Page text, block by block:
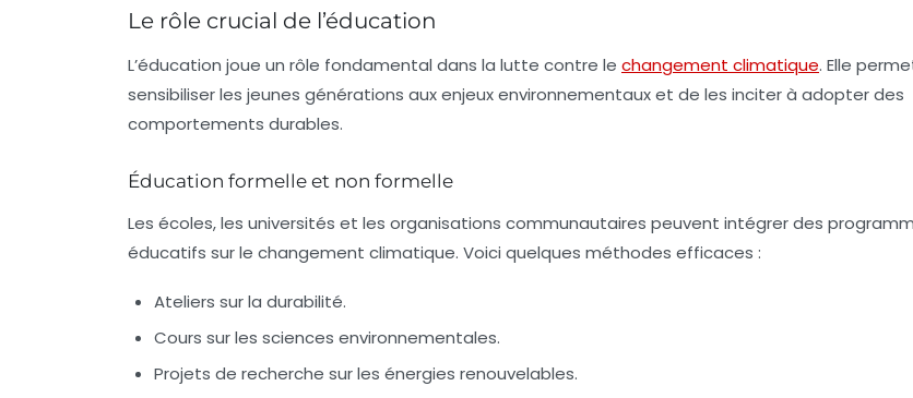
Le rôle crucial de l’éducation
L’éducation joue un rôle fondamental dans la lutte contre le changement climatique. Elle
sensibiliser les jeunes générations aux enjeux environnementaux et de les inciter à adopter des
comportements durables.
Éducation formelle et non formelle
Les écoles, les universités et les organisations communautaires peuvent intégrer des
éducatifs sur le changement climatique. Voici quelques méthodes efficaces :
Ateliers sur la durabilité.
Cours sur les sciences environnementales.
Projets de recherche sur les énergies renouvelables.